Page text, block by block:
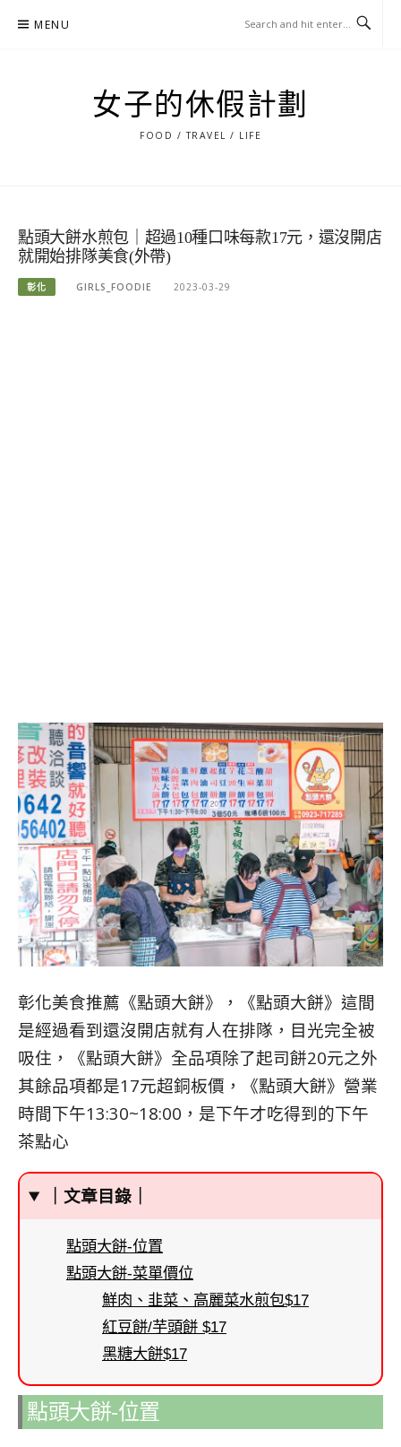
MENU
女子的休假計劃
FOOD / TRAVEL / LIFE
點頭大餅水煎包｜超過10種口味每款17元，還沒開店
就開始排隊美食(外帶)
彰化 GIRLS_FOODIE 2023-03-29
彰化美食推薦《點頭大餅》，《點頭大餅》這間
是經過看到還沒開店就有人在排隊，目光完全被
吸住，《點頭大餅》全品項除了起司餅20元之外
其餘品項都是17元超銅板價，《點頭大餅》營業
時間下午13:30~18:00，是下午才吃得到的下午
茶點心
｜文章目錄｜
點頭大餅-位置
點頭大餅-菜單價位
鮮肉、韭菜、高麗菜水煎包$17
紅豆餅/芋頭餅 $17
黑糖大餅$17
點頭大餅-位置